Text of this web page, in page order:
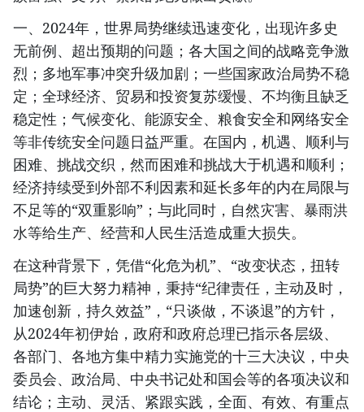
一、2024年，世界局势继续迅速变化，出现许多史
无前例、超出预期的问题；各大国之间的战略竞争激
烈；多地军事冲突升级加剧；一些国家政治局势不稳
定；全球经济、贸易和投资复苏缓慢、不均衡且缺乏
稳定性；气候变化、能源安全、粮食安全和网络安全
等非传统安全问题日益严重。在国内，机遇、顺利与
困难、挑战交织，然而困难和挑战大于机遇和顺利；
经济持续受到外部不利因素和延长多年的内在局限与
不足等的“双重影响”；与此同时，自然灾害、暴雨洪
水等给生产、经营和人民生活造成重大损失。
在这种背景下，凭借“化危为机”、“改变状态，扭转
局势”的巨大努力精神，秉持“纪律责任，主动及时，
加速创新，持久效益”，“只谈做，不谈退”的方针，
从2024年初伊始，政府和政府总理已指示各层级、
各部门、各地方集中精力实施党的十三大决议，中央
委员会、政治局、中央书记处和国会等的各项决议和
结论；主动、灵活、紧跟实践，全面、有效、有重点